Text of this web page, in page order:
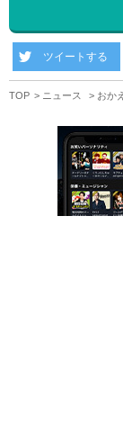
ツイートする
TOP ニュース おか